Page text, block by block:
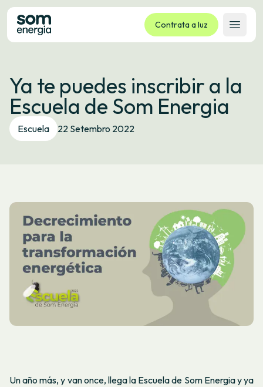
Contrata a luz
Abrir
Tarifas
Servizos
Empresas
La cooperativa
Idioma:
Ya te puedes inscribir a la
Escuela de Som Energia
Escuela 22 Setembro 2022
Un año más, y van once, llega la Escuela de Som Energia y ya